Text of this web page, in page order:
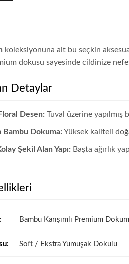
koleksiyonuna ait bu seçkin
dokusu sayesinde cildinize
Detaylar
Desen: Tuval üzerine
Bambu Dokuma: Yüksek kaliteli
Şekil Alan Yapı: Başta ağırlık
Bambu Karışımlı Premium
Soft / Ekstra Yumuşak Dokulu